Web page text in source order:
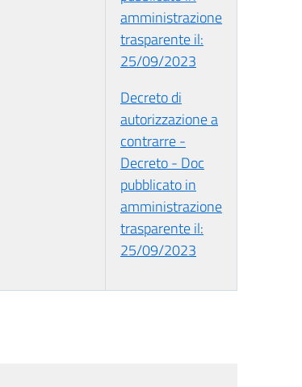
amministrazione
trasparente il:
25/09/2023
Decreto di
autorizzazione a
contrarre -
Decreto - Doc
pubblicato in
amministrazione
trasparente il:
25/09/2023